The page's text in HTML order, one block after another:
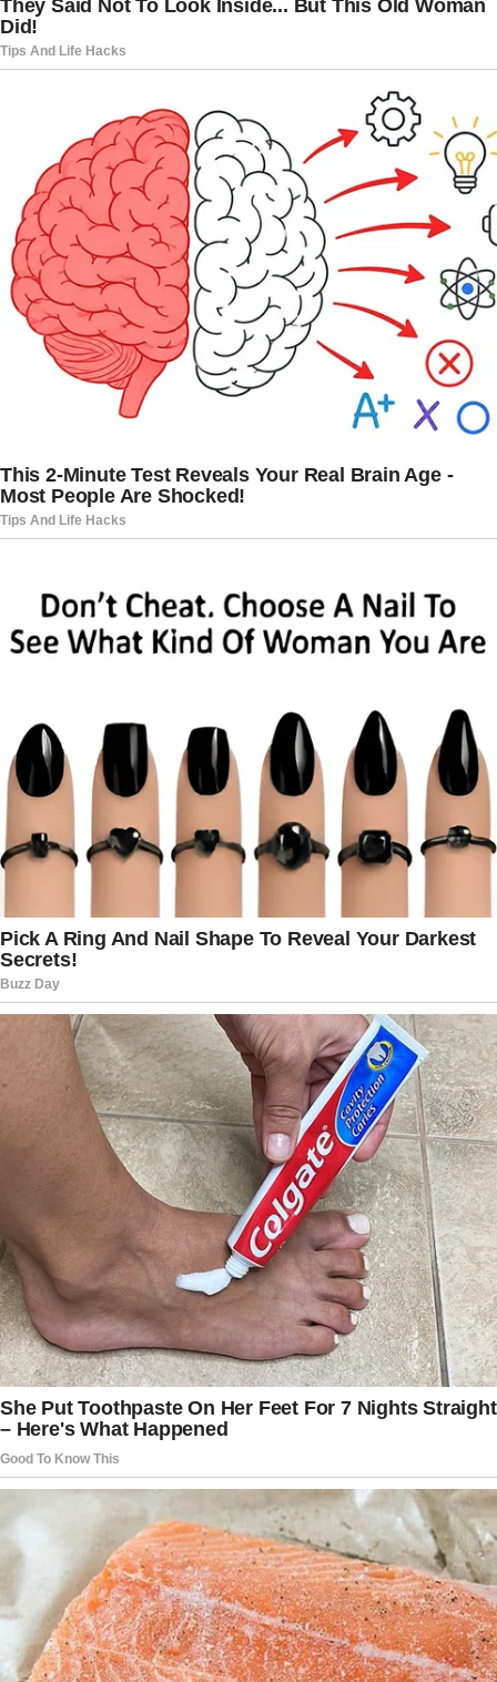
uma diferença entre entrar no hospital como
doente e se tornar, de fato, paciente. Para ele,
esse processo exige paciência emocional,
confiança nos médicos e aceitação do tempo
necessário para a recuperação.
A declaração repercutiu justamente por
transmitir uma mensagem de humanidade em
meio a um tema delicado. Em tempos em que
figuras públicas costumam preservar aspectos
pessoais da vida, o depoimento de Chico
Pinheiro foi recebido como um gesto de coragem
Nos últimos anos, médicos têm reforçado a
de intestino, especialmente entre pessoas acima
dos 50 anos. Exames preventivos e atenção aos
sinais do corpo podem fazer diferença decisiva
trazendo novamente esse assunto para o debate
público, incentivando conversas sobre
prevenção e cuidados com a saúde.
Mesmo após enfrentar dias difíceis, Chico
de internação. Em vez de focar apenas na
doença, preferiu destacar os aprendizados, os
encontros humanos e a força encontrada em
pequenos detalhes, como uma música ou uma
palavra de apoio.
A entrevista terminou deixando uma sensação de
reflexão. Mais do que contar sobre um problema
de saúde, Chico Pinheiro mostrou que momentos
de vulnerabilidade também podem despertar
sensibilidade, gratidão e uma nova forma de
enxergar a vida.